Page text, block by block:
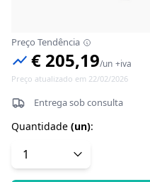
Preço Tendência
€ 205,19/un +iva
Preço atualizado em 22/02/2026
Entrega sob consulta
Quantidade (un):